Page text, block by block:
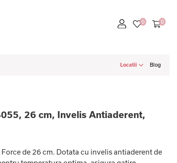
Locatii Blog
26 cm, Invelis Antiaderent,
de 26 cm. Dotata cu invelis antiaderent de